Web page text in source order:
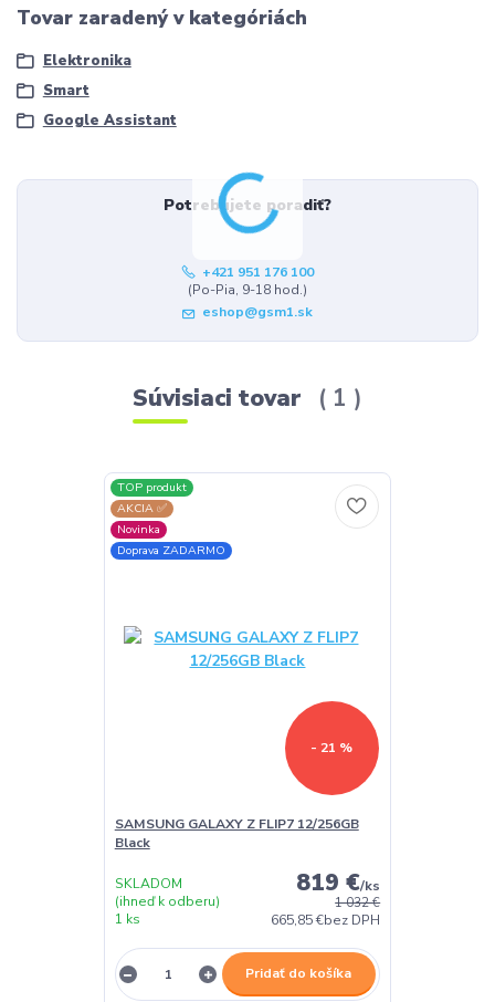
Tovar zaradený v kategóriách
Elektronika
Smart
Google Assistant
Potrebujete poradiť?
+421 951 176 100
(Po-Pia, 9-18 hod.)
eshop@gsm1.sk
Súvisiaci tovar 1
TOP produkt
AKCIA ✅
Novinka
Doprava ZADARMO
- 21 %
SAMSUNG GALAXY Z FLIP7 12/256GB
Black
1 032 €
819 €/ks
665,85 €bez DPH
SKLADOM
(ihneď k odberu)
1 ks
Pridať do košíka